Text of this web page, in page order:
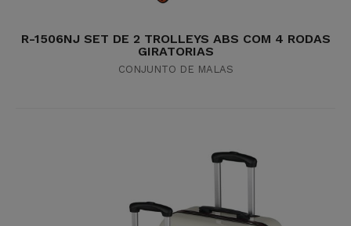
R-1506NJ SET DE 2 TROLLEYS ABS COM 4 RODAS
GIRATORIAS
CONJUNTO DE MALAS